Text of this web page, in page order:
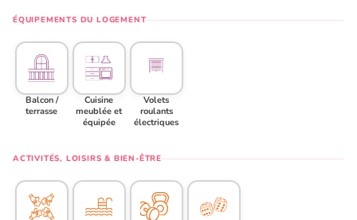
ÉQUIPEMENTS DU LOGEMENT
Balcon /
terrasse
Cuisine
meublée et
équipée
Volets
roulants
électriques
ACTIVITÉS, LOISIRS & BIEN-ÊTRE